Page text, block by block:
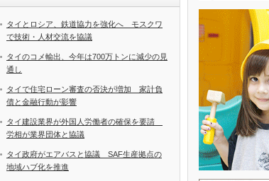
タイとロシア、鉄道協力を強化へ モスクワ
で技術・人材交流を協議
タイのコメ輸出、今年は700万トンに減少の見
通し
タイで住宅ローン審査の否決が増加 家計負
債と金融行動が影響
タイ建設業界が外国人労働者の確保を要請
労相が業界団体と協議
タイ政府がエアバスと協議 SAF生産拠点の
地域ハブ化を推進